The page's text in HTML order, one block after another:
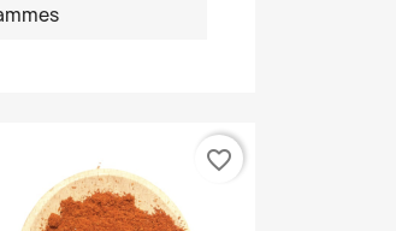
favorite_border